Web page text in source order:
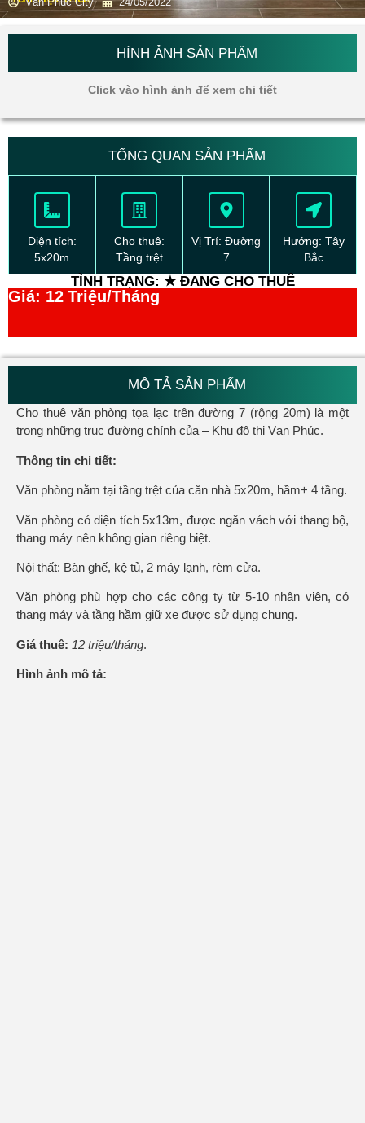
HÌNH ẢNH SẢN PHẨM
Click vào hình ảnh để xem chi tiết
TỔNG QUAN SẢN PHẨM
Diện tích:
5x20m
Cho thuê:
Tầng trệt
Vị Trí: Đường
7
Hướng: Tây
Bắc
TÌNH TRẠNG: ★ ĐANG CHO THUÊ
Giá: 12 Triệu/Tháng
MÔ TẢ SẢN PHẨM
Cho thuê văn phòng tọa lạc trên đường 7 (rộng 20m) là một
trong những trục đường chính của – Khu đô thị Vạn Phúc.
Thông tin chi tiết:
Văn phòng nằm tại tầng trệt của căn nhà 5x20m, hầm+ 4 tầng.
Văn phòng có diện tích 5x13m, được ngăn vách với thang bộ,
thang máy nên không gian riêng biệt.
Nội thất: Bàn ghế, kệ tủ, 2 máy lạnh, rèm cửa.
Văn phòng phù hợp cho các công ty từ 5-10 nhân viên, có
thang máy và tầng hầm giữ xe được sử dụng chung.
Giá thuê: 12 triệu/tháng.
Hình ảnh mô tả: